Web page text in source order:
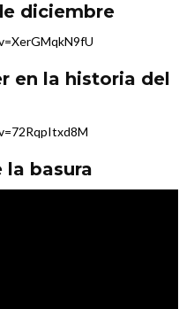
diciembre
en la historia del
la basura